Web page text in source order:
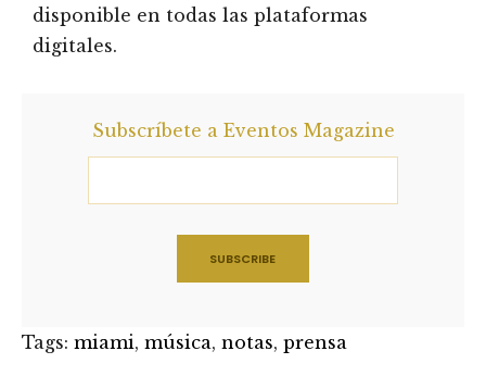
disponible en todas las plataformas
digitales.
Subscríbete a Eventos Magazine
Tags: miami, música, notas, prensa